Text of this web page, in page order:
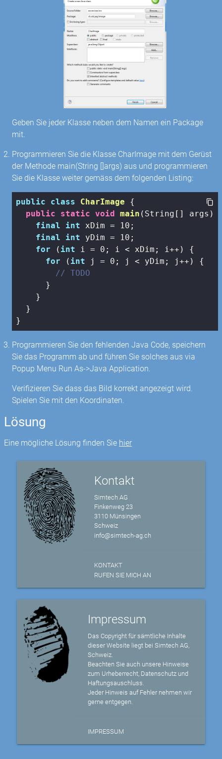
Geben Sie jeder Klasse neben dem Namen ein Package
mit.
Programmieren Sie die Klasse CharImage mit dem Gerüst
der Methode main(String []args) aus und programmieren
Sie die Klasse weiter gemäss dem folgenden Listing:
public class CharImage
{
public
static void main (String[] args)
final
int xDim = 10 ;
final
int yDim = 10 ;
for ( int i = 0 ; i < xDim; i++) {
for ( int j = 0 ; j < yDim; j++) {
// TODO
      }
    }
  }
}
Programmieren Sie den fehlenden Java Code, speichern
Sie das Programm ab und führen Sie solches aus via
Popup Menu Run As->Java Application.
Verifizieren Sie dass das Bild korrekt angezeigt wird.
Spielen Sie mit den Koordinaten.
Lösung
Eine mögliche Lösung finden Sie hier
Kontakt
Simtech AG
Finkenweg 23
3110 Münsingen
Schweiz
info@simtech-ag.ch
KONTAKT
RUFEN SIE MICH AN
Impressum
Das Copyright für sämtliche Inhalte
dieser Website liegt bei Simtech AG,
Schweiz.
Beachten Sie auch unsere Hinweise
zum Urheberrecht, Datenschutz und
Haftungsauschluss.
Jeder Hinweis auf Fehler nehmen wir
gerne entgegen.
IMPRESSUM